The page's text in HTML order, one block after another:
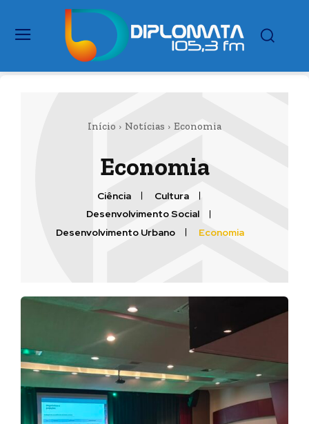
Início Notícias Economia
Economia
Ciência
Cultura
Desenvolvimento Social
Desenvolvimento Urbano
Economia